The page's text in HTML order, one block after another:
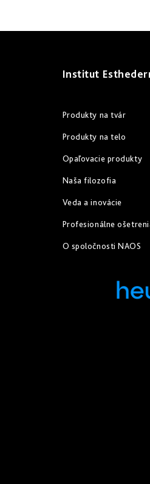
Institut
Produkty na tvár
Produkty na telo
Opaľovacie produkty
Naša filozofia
Veda a inovácie
Profesionálne
O spoločnosti NAOS